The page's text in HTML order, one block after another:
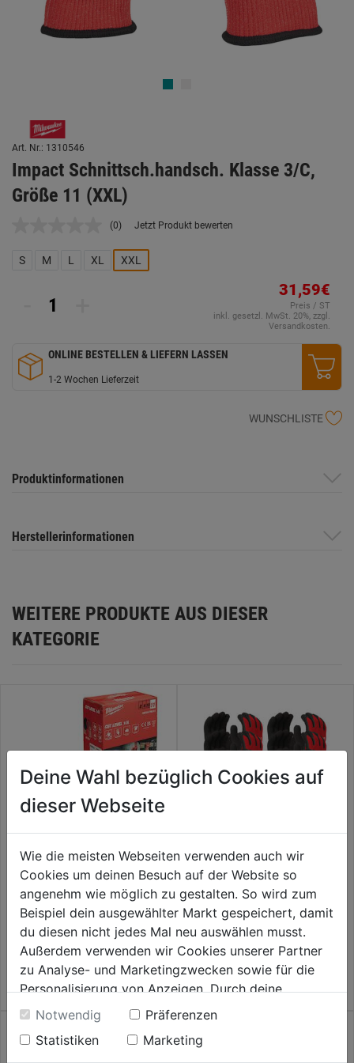
Art. Nr.: 1310546
Impact Schnittsch.handsch. Klasse 3/C,
Größe 11 (XXL)
Kein
Link
auf
(0) Jetzt Produkt bewerten
S M L XL XXL
31,59€
Preis / ST
inkl. gesetzl. MwSt. 20%, zzgl.
Versandkosten.
ONLINE BESTELLEN & LIEFERN LASSEN
1-2 Wochen Lieferzeit
WUNSCHLISTE
Produktinformationen
Herstellerinformationen
WEITERE PRODUKTE AUS DIESER
KATEGORIE
Schnittschutzhandschuhe
Klasse 1/A 12er Pack (S)
0.0 (0)
von
59,99€
Kälte-
Schnittschutzhandschuhe
Klasse 1/A, Gr. 9, 12er Pack
0.0 (0)
0.0
von
5
Sternen.
119,99€
Deine Wahl bezüglich Cookies auf
dieser Webseite
Wie die meisten Webseiten verwenden auch wir
Cookies um deinen Besuch auf der Website so
angenehm wie möglich zu gestalten. So wird zum
Beispiel dein ausgewählter Markt gespeichert, damit
du diesen nicht jedes Mal neu auswählen musst.
Außerdem verwenden wir Cookies unserer Partner
zu Analyse- und Marketingzwecken sowie für die
Personalisierung von Anzeigen. Durch deine
Einwilligung werden die Daten von Drittanbieter,
unter anderem auch in den USA, verarbeitet.
Durch Klick auf "Alle Cookies erlauben" stimmst du
Notwendig
Präferenzen
Statistiken
Marketing